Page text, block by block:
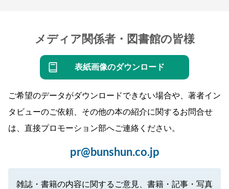
メディア関係者・図書館の皆様
表紙画像のダウンロード
ご希望のデータがダウンロードできない場合や、著者イン
タビューのご依頼、その他の本の紹介に関するお問合せ
は、直接プロモーション部へご連絡ください。
pr@bunshun.co.jp
雑誌・書籍の内容に関するご意見、書籍・記事・写真